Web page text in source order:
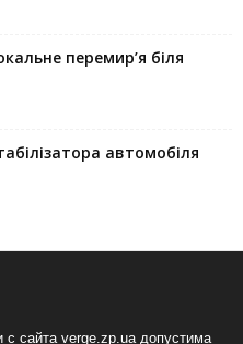
перемир’я біля
автомобіля
сайта verge.zp.ua допустима